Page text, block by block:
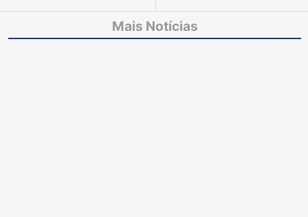
sobre licença-prêmio
de professoras(es) de
sessão de julgamento
100% virtual
Mais Notícias